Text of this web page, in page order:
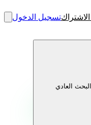
تسجيل الدخول
البحث العادي